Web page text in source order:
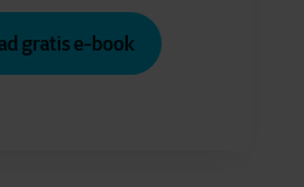
gratis e-book